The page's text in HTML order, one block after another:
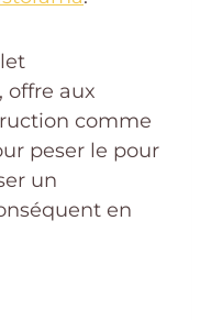
offre aux
comme
peser le pour
un
en